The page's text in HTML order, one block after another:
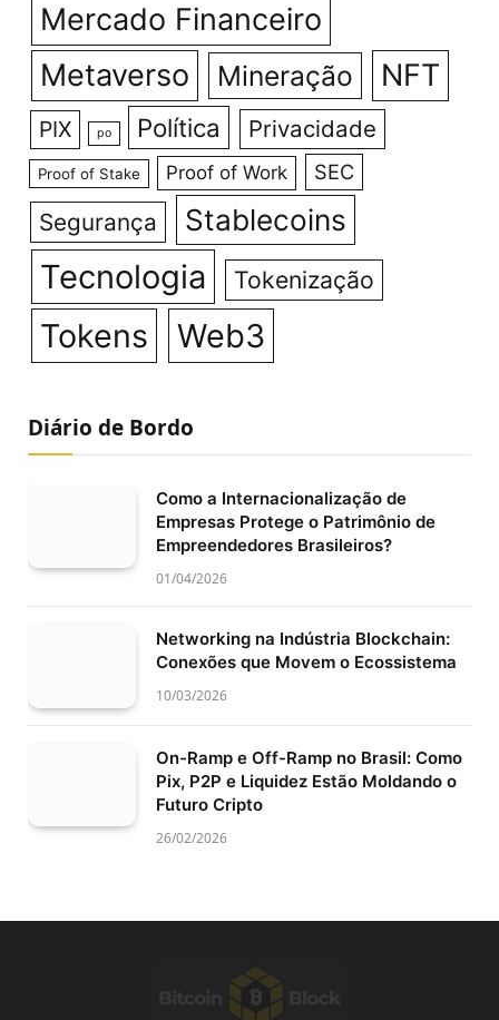
Mercado Financeiro
Metaverso
Mineração NFT
PIX po Política Privacidade
Proof of Stake Proof of Work SEC
Segurança Stablecoins
Tecnologia Tokenização
Tokens Web3
Diário de Bordo
Como a Internacionalização de
Empresas Protege o Patrimônio de
Empreendedores Brasileiros?
01/04/2026
Networking na Indústria Blockchain:
Conexões que Movem o Ecossistema
10/03/2026
On-Ramp e Off-Ramp no Brasil: Como
Pix, P2P e Liquidez Estão Moldando o
Futuro Cripto
26/02/2026